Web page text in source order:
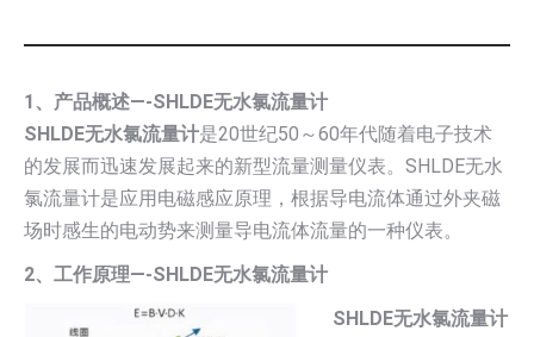
1、产品概述—-SHLDE无水氯流量计
SHLDE无水氯流量计是20世纪50～60年代随着电子技术
的发展而迅速发展起来的新型流量测量仪表。SHLDE无水
氯流量计是应用电磁感应原理，根据导电流体通过外夹磁
场时感生的电动势来测量导电流体流量的一种仪表。
2、工作原理—-SHLDE无水氯流量计
SHLDE无水氯流量计